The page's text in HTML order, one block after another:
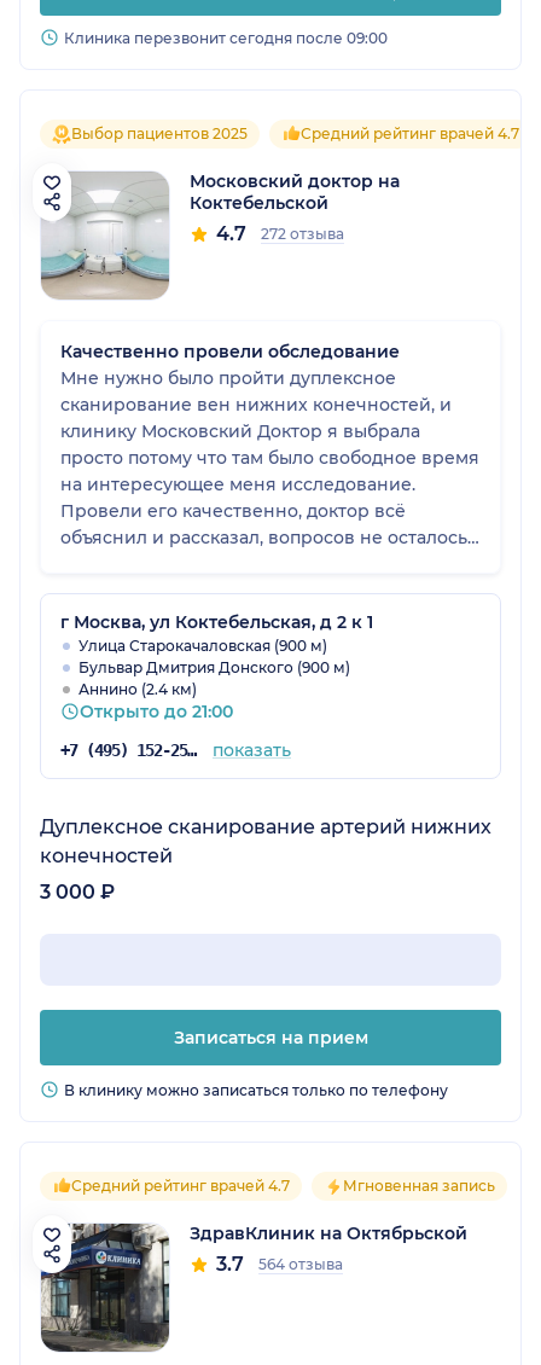
Клиника перезвонит сегодня после 09:00
Выбор пациентов 2025 Средний рейтинг врачей 4.7
Московский доктор на
Коктебельской
4.7 272 отзыва
Качественно провели обследование
Мне нужно было пройти дуплексное
сканирование вен нижних конечностей, и
клинику Московский Доктор я выбрала
просто потому что там было свободное время
на интересующее меня исследование.
Провели его качественно, доктор всё
объяснил и рассказал, вопросов не осталось.
г Москва, ул Коктебельская, д 2 к 1
Улица Старокачаловская (900 м)
Бульвар Дмитрия Донского (900 м)
Аннино (2.4 км)
Открыто до 21:00
+7 (495) 152-25-54 показать
Дуплексное сканирование артерий нижних
конечностей
3 000 ₽
Записаться на прием
В клинику можно записаться только по телефону
Средний рейтинг врачей 4.7 Мгновенная запись
ЗдравКлиник на Октябрьской
3.7 564 отзыва